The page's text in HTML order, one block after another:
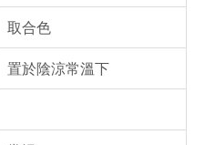
取合色
置於陰涼常溫下